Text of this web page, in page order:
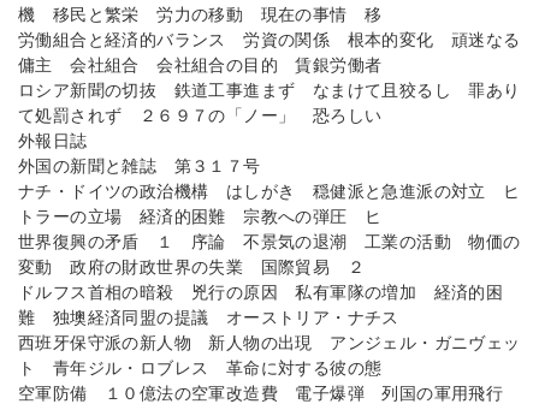
機 移民と繁栄 労力の移動 現在の事情 移
労働組合と経済的バランス 労資の関係 根本的変化 頑迷なる
傭主 会社組合 会社組合の目的 賃銀労働者
ロシア新聞の切抜 鉄道工事進まず なまけて且狡るし 罪あり
て処罰されず ２６９７の「ノー」 恐ろしい
外報日誌
外国の新聞と雑誌 第３１７号
ナチ・ドイツの政治機構 はしがき 穏健派と急進派の対立 ヒ
トラーの立場 経済的困難 宗教への弾圧 ヒ
世界復興の矛盾 １ 序論 不景気の退潮 工業の活動 物価の
変動 政府の財政世界の失業 国際貿易 ２
ドルフス首相の暗殺 兇行の原因 私有軍隊の増加 経済的困
難 独墺経済同盟の提議 オーストリア・ナチス
西班牙保守派の新人物 新人物の出現 アンジェル・ガニヴェッ
ト 青年ジル・ロブレス 革命に対する彼の態
空軍防備 １０億法の空軍改造費 電子爆弾 列国の軍用飛行